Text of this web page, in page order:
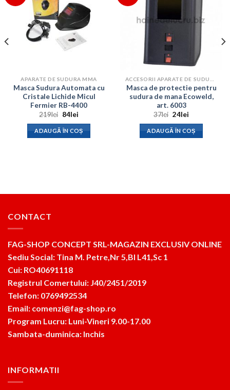
APARATE DE SUDURA MMA
Masca Sudura Automata cu
Cristale Lichide Micul
Fermier RB-4400
219lei Prețul
a
fost:
219lei.
84leiPrețul
este:
84lei.
ADAUGĂ ÎN COȘ
Masca de protectie pentru
sudura de mana Ecoweld,
art. 6003
37lei Prețul
a
fost:
37lei.
24leiPrețul
este:
24lei.
ADAUGĂ ÎN COȘ
CONTACT
FAG-SHOP CONCEPT SRL-MAGAZIN EXCLUSIV ONLINE
Sediu Social: Tina M. Petre,Nr 5,Bl L41,Sc 1
Cui: RO40691118
Registrul Comertului: J40/2451/2019
Telefon: 0769492534
Email: comenzi@fag-shop.ro
Program Lucru: Luni-Vineri 9.00-17.00
Sambata-duminica: Inchis
INFORMATII